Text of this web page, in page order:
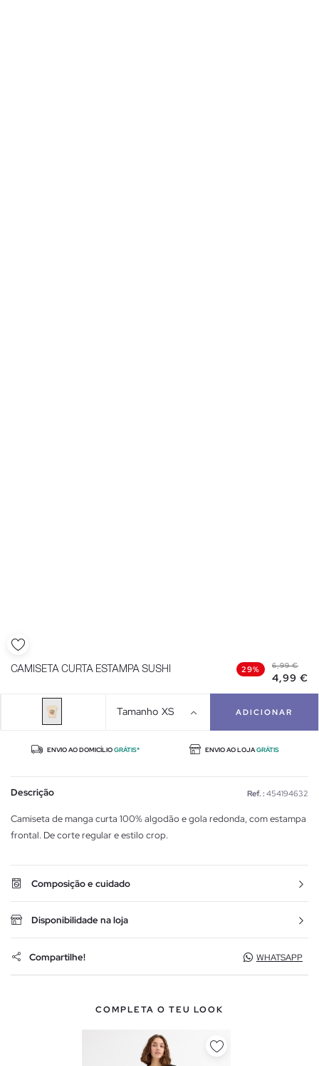
CAMISETA CURTA ESTAMPA SUSHI 29% 6,99 €
4,99 €
Tamanho XS ADICIONAR
ENVIO AO DOMICÍLIOGRÁTIS* ENVIO AO LOJAGRÁTIS
Descrição Ref. : 454194632
Camiseta de manga curta 100% algodão e gola redonda, com estampa
frontal. De corte regular e estilo crop.
Composição e cuidado
Disponibilidade na loja
Compartilhe! WHATSAPP
COMPLETA O TEU LOOK